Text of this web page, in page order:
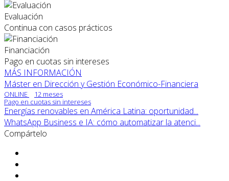
Evaluación
Continua con casos prácticos
Financiación
Pago en cuotas sin intereses
MÁS INFORMACIÓN
Máster en Dirección y Gestión Económico-Financiera
ONLINE
12 meses
Pago en cuotas sin intereses
Energías renovables en América Latina: oportunidad...
WhatsApp Business e IA: cómo automatizar la atenci...
Compártelo